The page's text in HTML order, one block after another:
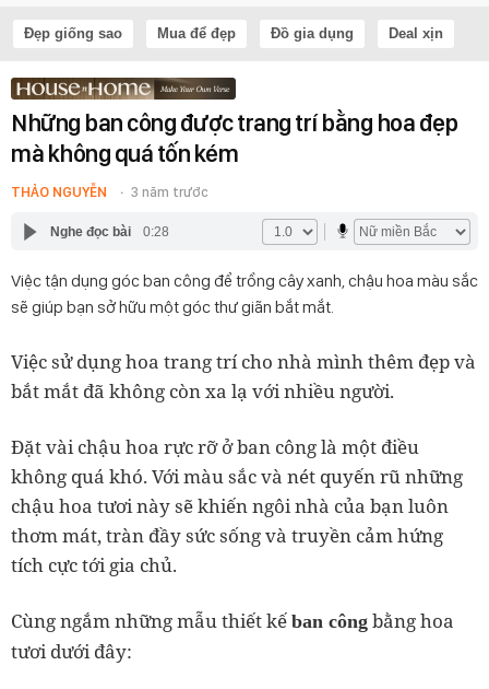
Đẹp giống sao Mua để đẹp Đồ gia dụng Deal xịn
Những ban công được trang trí bằng hoa đẹp
mà không quá tốn kém
THẢO NGUYỄN 3 năm trước
Nghe đọc bài 0:28
Việc tận dụng góc ban công để trồng cây xanh, chậu hoa màu sắc
sẽ giúp bạn sở hữu một góc thư giãn bắt mắt.
Việc sử dụng hoa trang trí cho nhà mình thêm đẹp và
bắt mắt đã không còn xa lạ với nhiều người.
Đặt vài chậu hoa rực rỡ ở ban công là một điều
không quá khó. Với màu sắc và nét quyến rũ những
chậu hoa tươi này sẽ khiến ngôi nhà của bạn luôn
thơm mát, tràn đầy sức sống và truyền cảm hứng
tích cực tới gia chủ.
Cùng ngắm những mẫu thiết kế ban công bằng hoa
tươi dưới đây: